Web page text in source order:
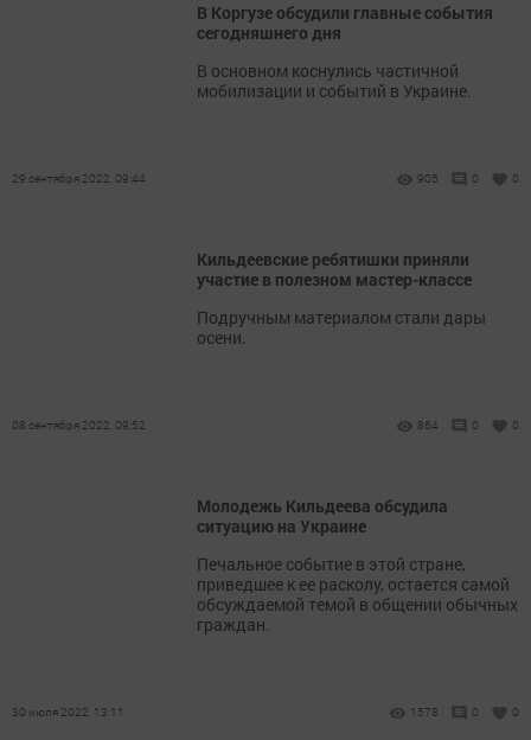
В Коргузе обсудили главные события
сегодняшнего дня
В основном коснулись частичной
мобилизации и событий в Украине.
29 сентября 2022, 09:44 905 0 0
Кильдеевские ребятишки приняли
участие в полезном мастер-классе
Подручным материалом стали дары
осени.
08 сентября 2022, 09:52 864 0 0
Молодежь Кильдеева обсудила
ситуацию на Украине
Печальное событие в этой стране,
приведшее к ее расколу, остается самой
обсуждаемой темой в общении обычных
граждан.
30 июля 2022, 13:11 1578 0 0